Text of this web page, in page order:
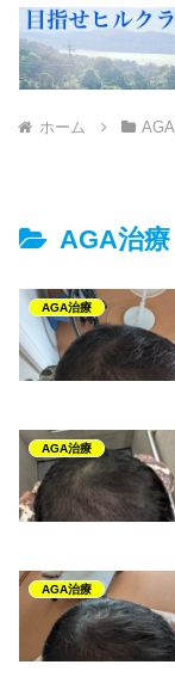
ホーム
AGA治療
AGA治療
AGA治療
AGA治療